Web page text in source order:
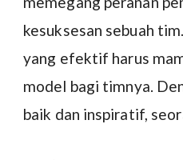
kesuksesan sebuah
yang efektif harus
model bagi timnya.
baik dan inspiratif,